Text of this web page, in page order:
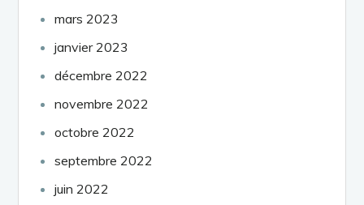
mars 2023
janvier 2023
décembre 2022
novembre 2022
octobre 2022
septembre 2022
juin 2022